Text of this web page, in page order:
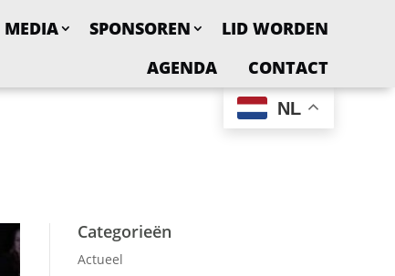
MEDIA SPONSOREN
LID WORDEN
AGENDA
CONTACT
NL
Categorieën
Actueel